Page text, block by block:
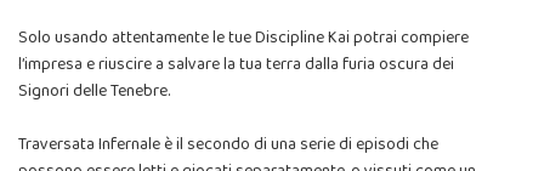
Solo usando attentamente le tue Discipline Kai potrai compiere
l’impresa e riuscire a salvare la tua terra dalla furia oscura dei
Signori delle Tenebre.
Traversata Infernale è il secondo di una serie di episodi che